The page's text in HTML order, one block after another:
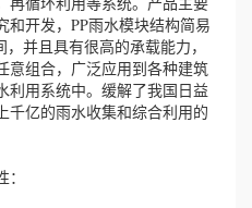
和开发，PP雨水模块结构简易
并且具有很高的承载能力，
意组合，广泛应用到各种建筑
利用系统中。缓解了我国日益
千亿的雨水收集和综合利用的